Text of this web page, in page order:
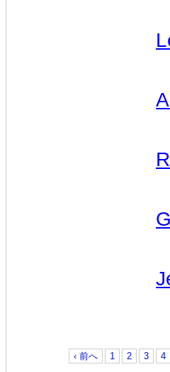
‹ 前へ 1 2 3 4